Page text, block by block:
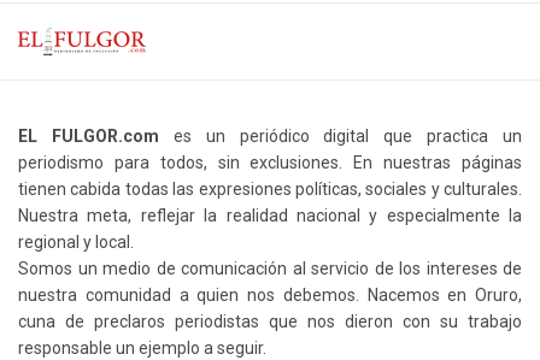
EL FULGOR.com es un periódico digital que practica un
periodismo para todos, sin exclusiones. En nuestras páginas
tienen cabida todas las expresiones políticas, sociales y culturales.
Nuestra meta, reflejar la realidad nacional y especialmente la
regional y local.
Somos un medio de comunicación al servicio de los intereses de
nuestra comunidad a quien nos debemos. Nacemos en Oruro,
cuna de preclaros periodistas que nos dieron con su trabajo
responsable un ejemplo a seguir.